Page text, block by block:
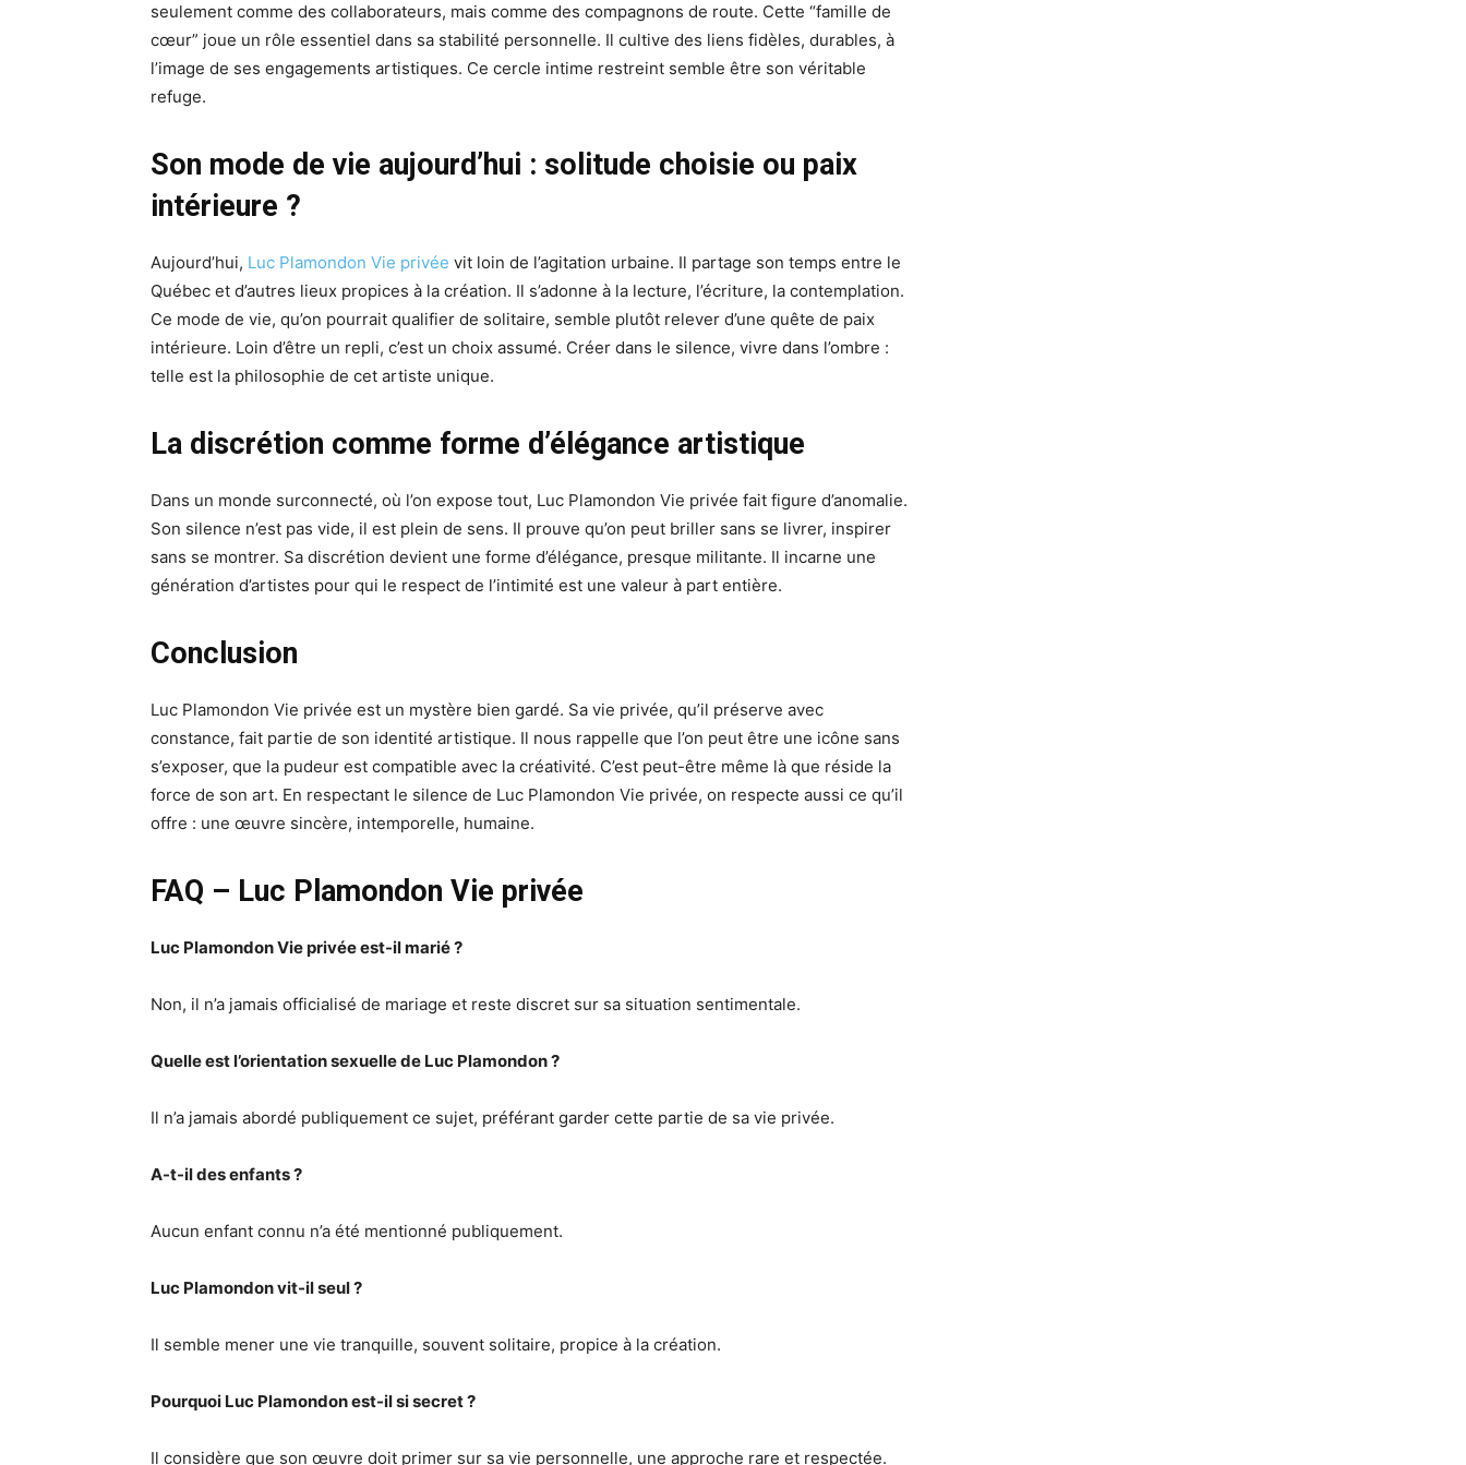
seulement comme des collaborateurs, mais comme des compagnons de route. Cette “famille de
cœur” joue un rôle essentiel dans sa stabilité personnelle. Il cultive des liens fidèles, durables, à
l’image de ses engagements artistiques. Ce cercle intime restreint semble être son véritable
refuge.
Son mode de vie aujourd’hui : solitude choisie ou paix
intérieure ?
Aujourd’hui, Luc Plamondon Vie privée vit loin de l’agitation urbaine. Il partage son temps entre le
Québec et d’autres lieux propices à la création. Il s’adonne à la lecture, l’écriture, la contemplation.
Ce mode de vie, qu’on pourrait qualifier de solitaire, semble plutôt relever d’une quête de paix
intérieure. Loin d’être un repli, c’est un choix assumé. Créer dans le silence, vivre dans l’ombre :
telle est la philosophie de cet artiste unique.
La discrétion comme forme d’élégance artistique
Dans un monde surconnecté, où l’on expose tout, Luc Plamondon Vie privée fait figure d’anomalie.
Son silence n’est pas vide, il est plein de sens. Il prouve qu’on peut briller sans se livrer, inspirer
sans se montrer. Sa discrétion devient une forme d’élégance, presque militante. Il incarne une
génération d’artistes pour qui le respect de l’intimité est une valeur à part entière.
Conclusion
Luc Plamondon Vie privée est un mystère bien gardé. Sa vie privée, qu’il préserve avec
constance, fait partie de son identité artistique. Il nous rappelle que l’on peut être une icône sans
s’exposer, que la pudeur est compatible avec la créativité. C’est peut-être même là que réside la
force de son art. En respectant le silence de Luc Plamondon Vie privée, on respecte aussi ce qu’il
offre : une œuvre sincère, intemporelle, humaine.
FAQ – Luc Plamondon Vie privée
Luc Plamondon Vie privée est-il marié ?
Non, il n’a jamais officialisé de mariage et reste discret sur sa situation sentimentale.
Quelle est l’orientation sexuelle de Luc Plamondon ?
Il n’a jamais abordé publiquement ce sujet, préférant garder cette partie de sa vie privée.
A-t-il des enfants ?
Aucun enfant connu n’a été mentionné publiquement.
Luc Plamondon vit-il seul ?
Il semble mener une vie tranquille, souvent solitaire, propice à la création.
Pourquoi Luc Plamondon est-il si secret ?
Il considère que son œuvre doit primer sur sa vie personnelle, une approche rare et respectée.